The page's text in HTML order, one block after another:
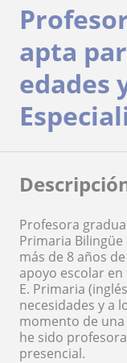
apta
edades
Profesora
Primaria Bilingüe
más de 8 años
apoyo escolar
E. Primaria
necesidades y a
momento de
he sido
presencial.